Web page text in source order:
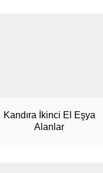
Kandıra İkinci El Eşya
Alanlar